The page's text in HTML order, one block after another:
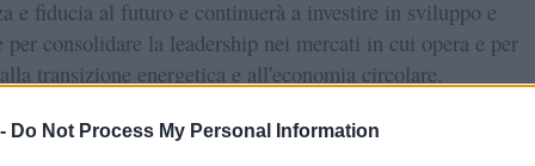
Do Not Process My Personal Information
e fiducia al futuro e continuerà a investire in sviluppo e
per consolidare la leadership nei mercati in cui opera e per
transizione energetica e all'economia circolare.